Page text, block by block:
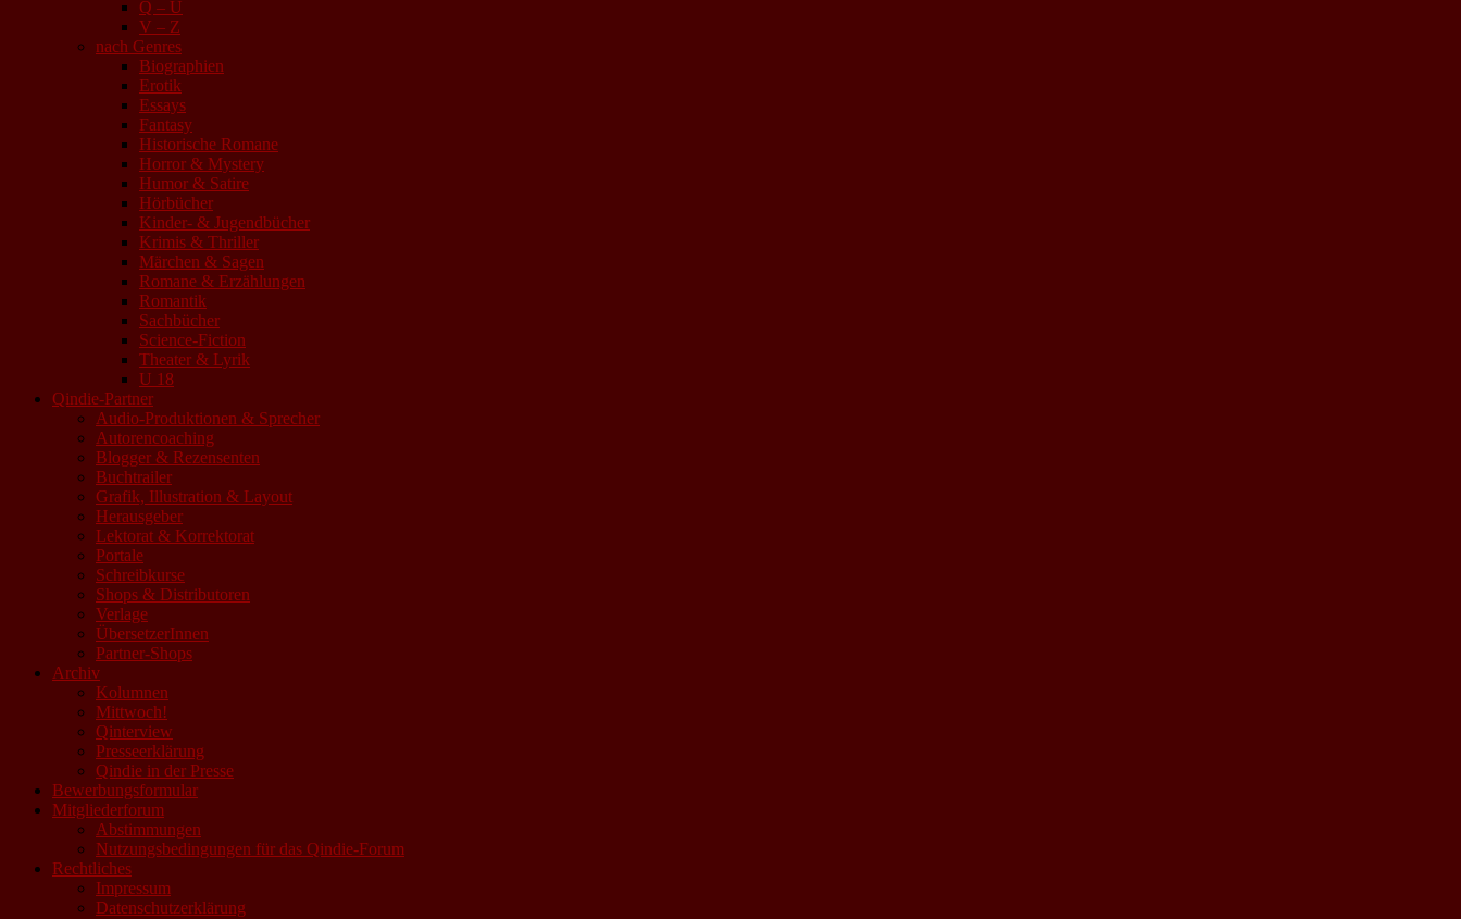
Q – U
V – Z
nach Genres
Biographien
Erotik
Essays
Fantasy
Historische Romane
Horror & Mystery
Humor & Satire
Hörbücher
Kinder- & Jugendbücher
Krimis & Thriller
Märchen & Sagen
Romane & Erzählungen
Romantik
Sachbücher
Science-Fiction
Theater & Lyrik
U 18
Qindie-Partner
Audio-Produktionen & Sprecher
Autorencoaching
Blogger & Rezensenten
Buchtrailer
Grafik, Illustration & Layout
Herausgeber
Lektorat & Korrektorat
Portale
Schreibkurse
Shops & Distributoren
Verlage
ÜbersetzerInnen
Partner-Shops
Archiv
Kolumnen
Mittwoch!
Qinterview
Presseerklärung
Qindie in der Presse
Bewerbungsformular
Mitgliederforum
Abstimmungen
Nutzungsbedingungen für das Qindie-Forum
Rechtliches
Impressum
Datenschutzerklärung